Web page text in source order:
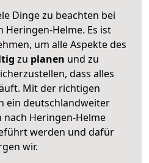
Dinge zu beachten bei
Heringen-Helme. Es ist
um alle Aspekte des
zu planen und zu
dass alles
Mit der richtigen
ein deutschlandweiter
nach Heringen-Helme
werden und dafür
wir.